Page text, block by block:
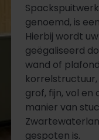
genoemd, is
Hierbij wordt
geëgaliseerd
wand of
grof, fijn, vol en
manier van
gespoten is.